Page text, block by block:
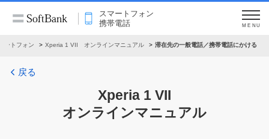
スマートフォン
携帯電話
MENU
ートフォン Xperia 1 VII オンラインマニュアル 滞在先の一般電話／携帯電話にかける
戻る
Xperia 1 VII
オンラインマニュアル